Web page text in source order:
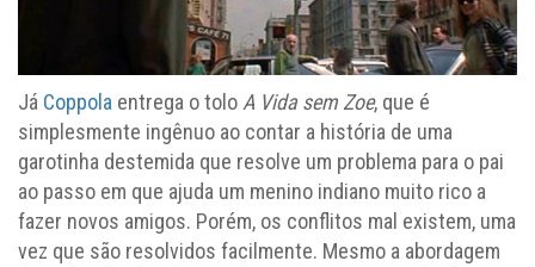
Já Coppola entrega o toloA Vida sem Zoe, que é
simplesmente ingênuo ao contar a história de uma
garotinha destemida que resolve um problema para o pai
ao passo em que ajuda um menino indiano muito rico a
fazer novos amigos. Porém, os conflitos mal existem, uma
vez que são resolvidos facilmente. Mesmo a abordagem